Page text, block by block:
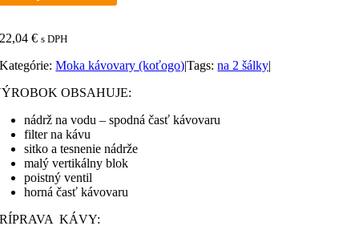
22,04€ s DPH
Kategórie:Moka kávovary (koťogo)|Tags:na 2 šálky|
OBSAHUJE:
nádrž na vodu – spodná časť kávovaru
filter na kávu
sitko a tesnenie nádrže
malý vertikálny blok
poistný ventil
horná časť kávovaru
KÁVY: